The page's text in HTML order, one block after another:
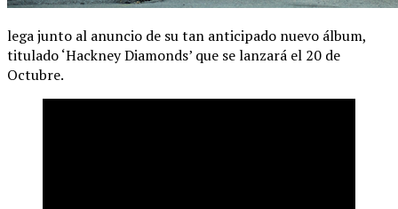
lega junto al anuncio de su tan anticipado nuevo álbum,
titulado ‘Hackney Diamonds’ que se lanzará el 20 de
Octubre.